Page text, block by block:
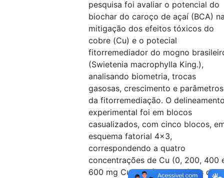
pesquisa foi avaliar o potencial do
biochar do caroço de açaí (BCA)
mitigação dos efeitos tóxicos do
cobre (Cu) e o potecial
fitorremediador do mogno
(Swietenia macrophylla King.),
analisando biometria, trocas
gasosas, crescimento e parâmetros
da fitorremediação. O
experimental foi em blocos
casualizados, com cinco blocos,
esquema fatorial 4x3,
correspondendo a quatro
concentrações de Cu (0, 200, 400
600 mg Cu kg-1 ) e três níveis de